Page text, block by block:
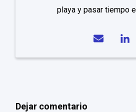
playa y pasar tiempo
Dejar comentario